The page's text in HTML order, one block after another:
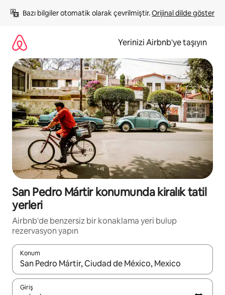
atla
Bazı bilgiler otomatik olarak çevrilmiştir. Orijinal dilde göster
Yerinizi Airbnb'ye taşıyın
San Pedro Mártir konumunda kiralık tatil
yerleri
Airbnb'de benzersiz bir konaklama yeri bulup
rezervasyon yapın
Konum
Sonuçlar kullanılabilir olduğunda yukarı ve aşağı oklarıyla
Giriş